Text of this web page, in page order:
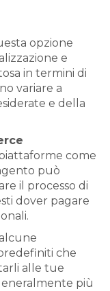
opzione
e
in termini di
variare a
e della
come
può
il processo di
dover pagare
che
alle tue
più